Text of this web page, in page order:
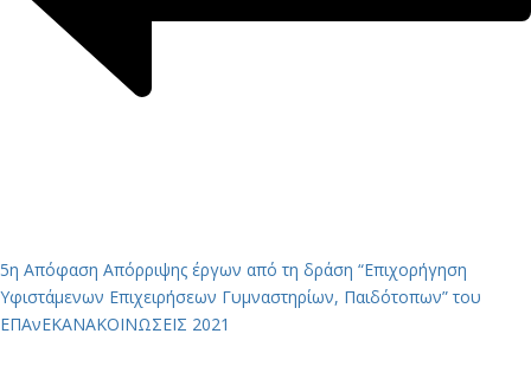
5η Απόφαση Απόρριψης έργων από τη δράση “Επιχορήγηση
Υφιστάμενων Επιχειρήσεων Γυμναστηρίων, Παιδότοπων” του
ΕΠΑνΕΚΑΝΑΚΟΙΝΩΣΕΙΣ 2021